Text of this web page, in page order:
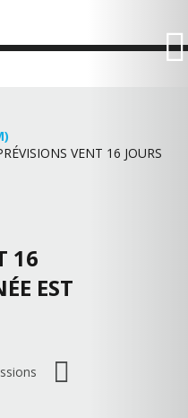
VENT 16 JOURS
16
EST